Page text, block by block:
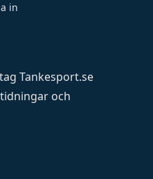
Tankesport.se
och
in